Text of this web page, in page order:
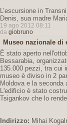
L’escursione in
Denis, sua madre
19 ago 2012 08:11
da giobruno
Museo nazionale di
È stato aperto
Bessarabia,
135.000 pezzi, tra cui
museo è diviso in 2
Moldova e la seconda
L'edificio è stato
Tsigankov che lo
Indirizzo: Mihai